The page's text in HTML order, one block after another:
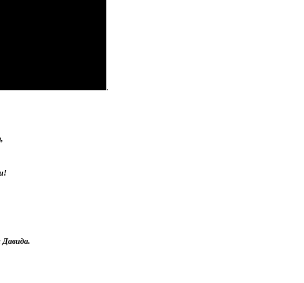
.
Давида.